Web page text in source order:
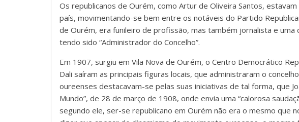
Os republicanos de Ourém, como Artur de Oliveira Santos,
país, movimentando-se bem entre os notáveis do Partido
de Ourém, era funileiro de profissão, mas também jornalista e uma
tendo sido “Administrador do Concelho”.
Em 1907, surgiu em Vila Nova de Ourém, o Centro Democrático
Dali saíram as principais figuras locais, que administraram o
oureenses destacavam-se pelas suas iniciativas de tal forma, que
Mundo”, de 28 de março de 1908, onde envia uma “calorosa
segundo ele, ser-se republicano em Ourém não era o mesmo que